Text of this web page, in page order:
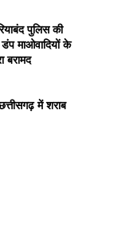
पुलिस की
माओवादियों के
बरामद
में शराब